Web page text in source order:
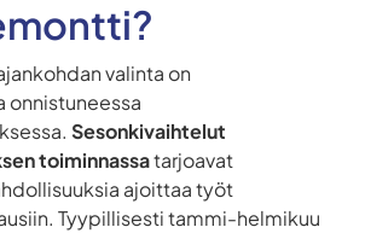
valinta on
onnistuneessa
Sesonkivaihtelut
toiminnassatarjoavat
ajoittaa työt
Tyypillisesti tammi-helmikuu